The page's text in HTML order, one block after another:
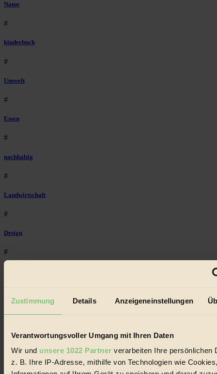
Zustimmung Details Anzeigeneinstellungen
Verantwortungsvoller Umgang mit Ihren Daten
Wir und unsere 1022 Partner verarbeiten Ihre persönlichen
z. B. Ihre IP-Adresse, mithilfe von Technologien wie
Natur
#
kinderbuch
#
Umwelt
#
Essen
#
nachhaltig
#
Landwirtschaft
#
Design
#
#
Recycling